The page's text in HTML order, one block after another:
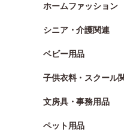
ホームファッション
シニア・介護関連
ベビー用品
子供衣料・スクール
文房具・事務用品
ペット用品